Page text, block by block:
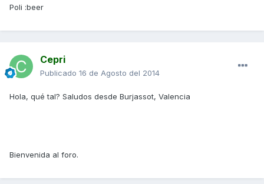
Poli :beer
Cepri
Publicado 16 de Agosto del 2014
Hola, qué tal? Saludos desde Burjassot, Valencia
Bienvenida al foro.